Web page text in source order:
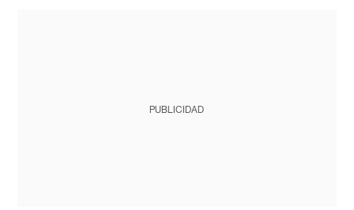
PUBLICIDAD